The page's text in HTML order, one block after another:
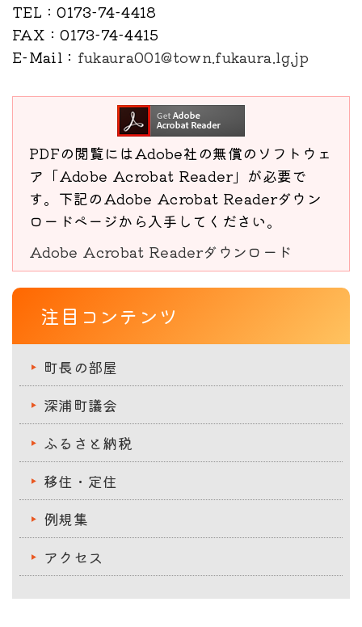
TEL ：0173-74-4418
FAX ：0173-74-4415
E-Mail ： fukaura001@town.fukaura.lg.jp
PDFの閲覧にはAdobe社の無償のソフトウェ
ア「Adobe Acrobat Reader」が必要で
す。下記のAdobe Acrobat Readerダウン
ロードページから入手してください。
Adobe Acrobat Readerダウンロード
注目コンテンツ
町長の部屋
深浦町議会
ふるさと納税
移住・定住
例規集
アクセス